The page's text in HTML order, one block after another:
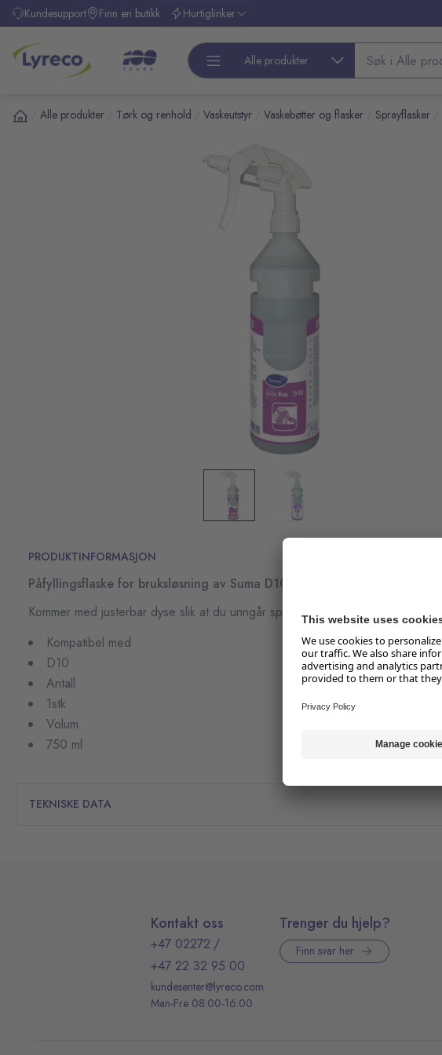
hovedinnhold
Kundesupport Finn en butikk Hurtiglinker
Alle produkter Søk etter produkter
Alle produkter Tørk og renhold Vaskeutstyr Vaskebøtter og flasker Sprayflasker
PRODUKTINFORMASJON
Påfyllingsflaske for bruksløsning av Suma D10.
Kommer med justerbar dyse slik at du unngår spraytåk.
Kompatibel med
D10
Antall
1stk
Volum
750 ml
TEKNISKE DATA
Kontakt oss
+47 02272 /
+47 22 32 95 00
kundesenter@lyreco.com
Man-Fre 08:00-16:00
Trenger du hjelp?
Finn svar her